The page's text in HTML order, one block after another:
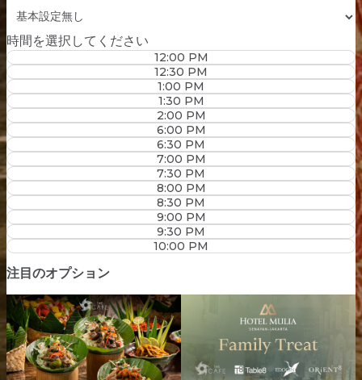
時間を選択してください
12:00 PM
12:30 PM
1:00 PM
1:30 PM
2:00 PM
6:00 PM
6:30 PM
7:00 PM
7:30 PM
8:00 PM
8:30 PM
9:00 PM
9:30 PM
10:00 PM
注目のオプション